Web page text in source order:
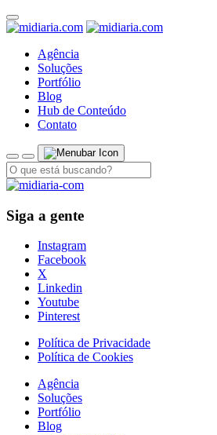
Agência
Soluções
Portfólio
Blog
Hub de Conteúdo
Contato
Siga a gente
Instagram
Facebook
X
Linkedin
Youtube
Pinterest
Política de Privacidade
Política de Cookies
Agência
Soluções
Portfólio
Blog